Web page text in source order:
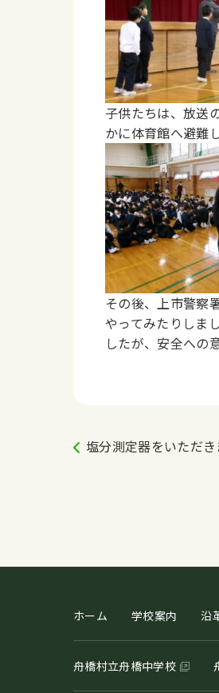
子供たちは、放送
かに体育館へ避難
その後、上市警察
やってみたりしま
したが、安全への
塩分測定器をいただき
ホーム 学校案内 沿
舟橋村立舟橋中学校